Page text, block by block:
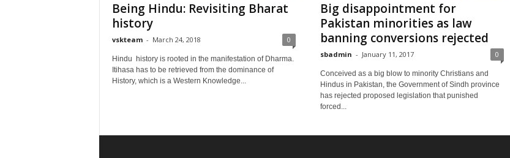
Being Hindu: Revisiting Bharat
history
vskteam - March 24, 2018 0
Hindu history is rooted in the manifestation of Dharma.
Itihasa has to be retrieved from the dominance of
History, which is a Western Knowledge...
Big disappointment for
Pakistan minorities as law
banning conversions rejected
sbadmin - January 11, 2017 0
Conceived as a big blow to minority Christians and
Hindus in Pakistan, the Government of Sindh province
has rejected proposed legislation that punished
forced...